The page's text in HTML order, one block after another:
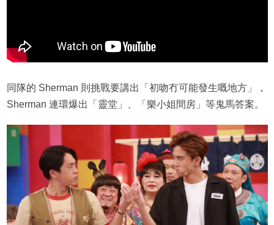
同隊的 Sherman 則挑戰要講出「初吻冇可能發生嘅地方」，
Sherman 連環爆出「靈堂」、「樂小姐間房」等鬼馬答案。